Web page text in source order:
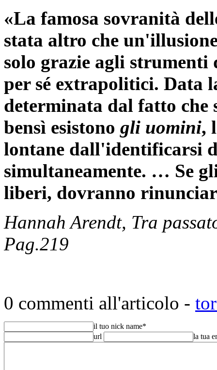
«La famosa sovranità
stata altro che
solo grazie agli strumenti
per sé extrapolitici. Data
determinata dal fatto che
bensì esistono gli uomini,
lontane dall'identificarsi
simultaneamente. … Se
liberi, dovranno
Hannah Arendt, Tra
Pag.219
0 commenti all'articolo -
il tuo nick name*
url
la tua